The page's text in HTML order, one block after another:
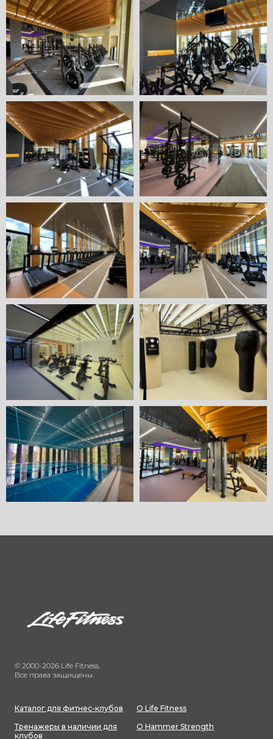
© 2000-2026 Life Fitness.
Все права защищены.
Каталог для фитнес-клубов
Тренажеры в наличии для
клубов
О Life Fitness
О Hammer Strength